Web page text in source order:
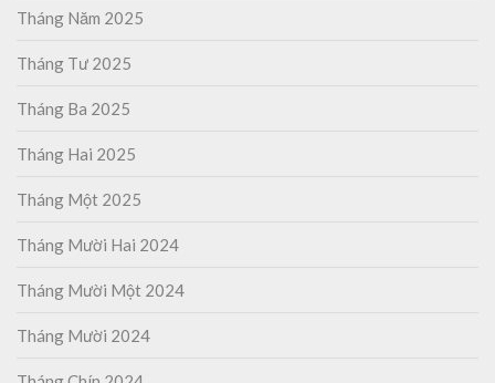
Tháng Năm 2025
Tháng Tư 2025
Tháng Ba 2025
Tháng Hai 2025
Tháng Một 2025
Tháng Mười Hai 2024
Tháng Mười Một 2024
Tháng Mười 2024